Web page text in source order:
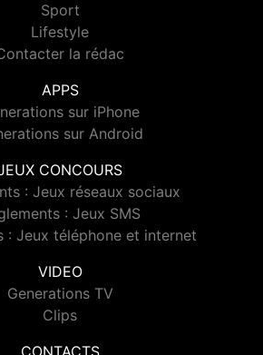
Sport
Lifestyle
la rédac
APPS
sur iPhone
sur Android
CONCOURS
: Jeux réseaux sociaux
: Jeux SMS
: Jeux téléphone et internet
VIDEO
Generations TV
Clips